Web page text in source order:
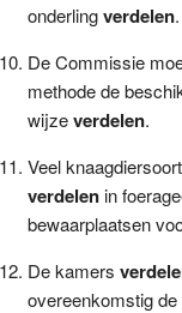
onderlingverdelen
De Commissie
methode de
wijzeverdelen.
Veel
verdelenin
bewaarplaatsen
De kamers
overeenkomstig